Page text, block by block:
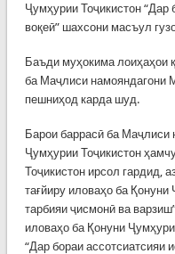
Ҷумҳурии Тоҷикистон “Дар
воқеӣ” шахсони масъул
Баъди муҳокима лоиҳаҳои
ба Маҷлиси намояндагони
пешниҳод карда шуд.
Барои баррасӣ ба
Ҷумҳурии Тоҷикистон
Тоҷикистон ирсол гардид,
тағйиру иловаҳо ба
тарбияи ҷисмонӣ ва
иловаҳо ба Қонуни
“Дар бораи ассотсиатсияи